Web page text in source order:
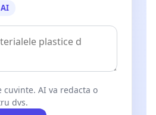
AI va redacta o
dvs.